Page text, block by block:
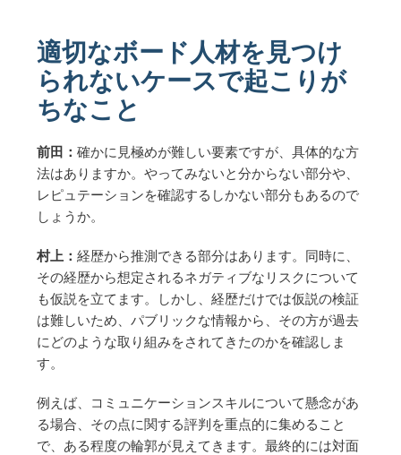
適切なボード人材を見つけ
られないケースで起こりが
ちなこと
前田： 確かに見極めが難しい要素ですが、具体的な方
法はありますか。やってみないと分からない部分や、
レピュテーションを確認するしかない部分もあるので
しょうか。
村上： 経歴から推測できる部分はあります。同時に、
その経歴から想定されるネガティブなリスクについて
も仮説を立てます。しかし、経歴だけでは仮説の検証
は難しいため、パブリックな情報から、その方が過去
にどのような取り組みをされてきたのかを確認しま
す。
例えば、コミュニケーションスキルについて懸念があ
る場合、その点に関する評判を重点的に集めること
で、ある程度の輪郭が見えてきます。最終的には対面